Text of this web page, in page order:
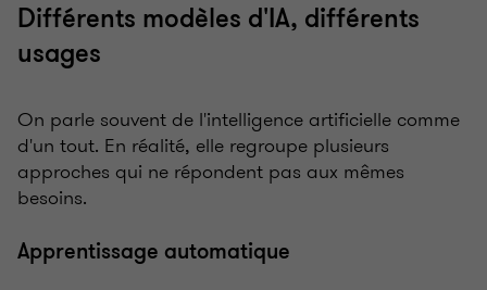
Différents modèles d'IA, différents
usages
On parle souvent de l'intelligence artificielle comme
d'un tout. En réalité, elle regroupe plusieurs
approches qui ne répondent pas aux mêmes
besoins.
Apprentissage automatique